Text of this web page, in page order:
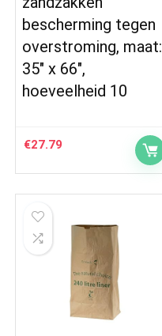
bescherming tegen
overstroming, maat:
35″ x 66″,
hoeveelheid 10
€27.79